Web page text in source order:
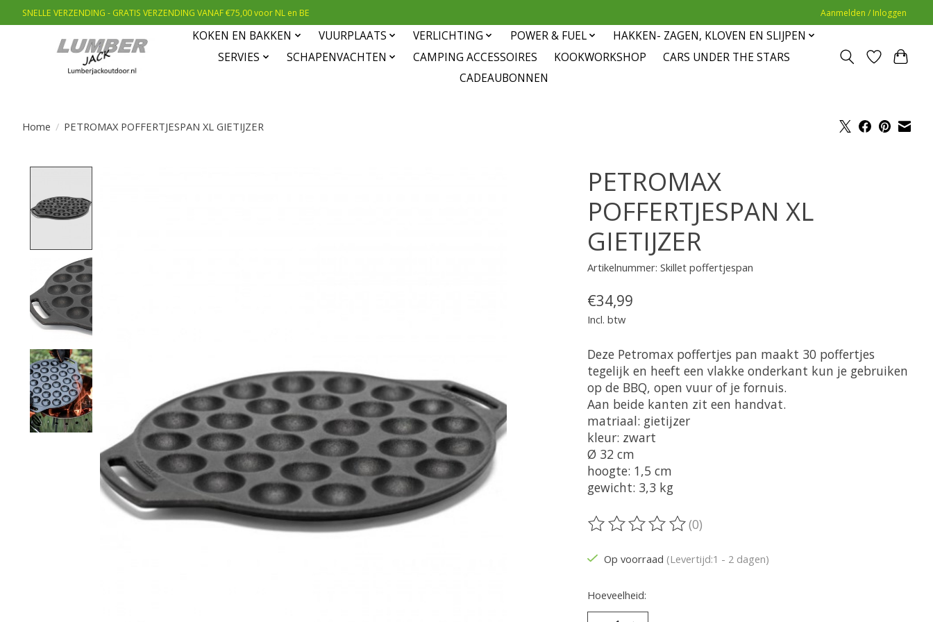
SNELLE VERZENDING - GRATIS VERZENDING VANAF €75,00 voor NL en BE Aanmelden / Inloggen
KOKEN EN BAKKEN VUURPLAATS VERLICHTING POWER & FUEL
HAKKEN- ZAGEN, KLOVEN EN SLIJPEN
SERVIES
SCHAPENVACHTEN CAMPING ACCESSOIRES KOOKWORKSHOP
CARS UNDER THE STARS
CADEAUBONNEN
Home / PETROMAX POFFERTJESPAN XL GIETIJZER
PETROMAX
POFFERTJESPAN XL
GIETIJZER
Artikelnummer: Skillet poffertjespan
€34,99
Incl. btw
Deze Petromax poffertjes pan maakt 30 poffertjes
tegelijk en heeft een vlakke onderkant kun je gebruiken
op de BBQ, open vuur of je fornuis.
Aan beide kanten zit een handvat.
matriaal: gietijzer
kleur: zwart
Ø 32 cm
hoogte: 1,5 cm
gewicht: 3,3 kg
De beoordeling van dit product is
(0)
Op voorraad (Levertijd:1 - 2 dagen)
Hoeveelheid: